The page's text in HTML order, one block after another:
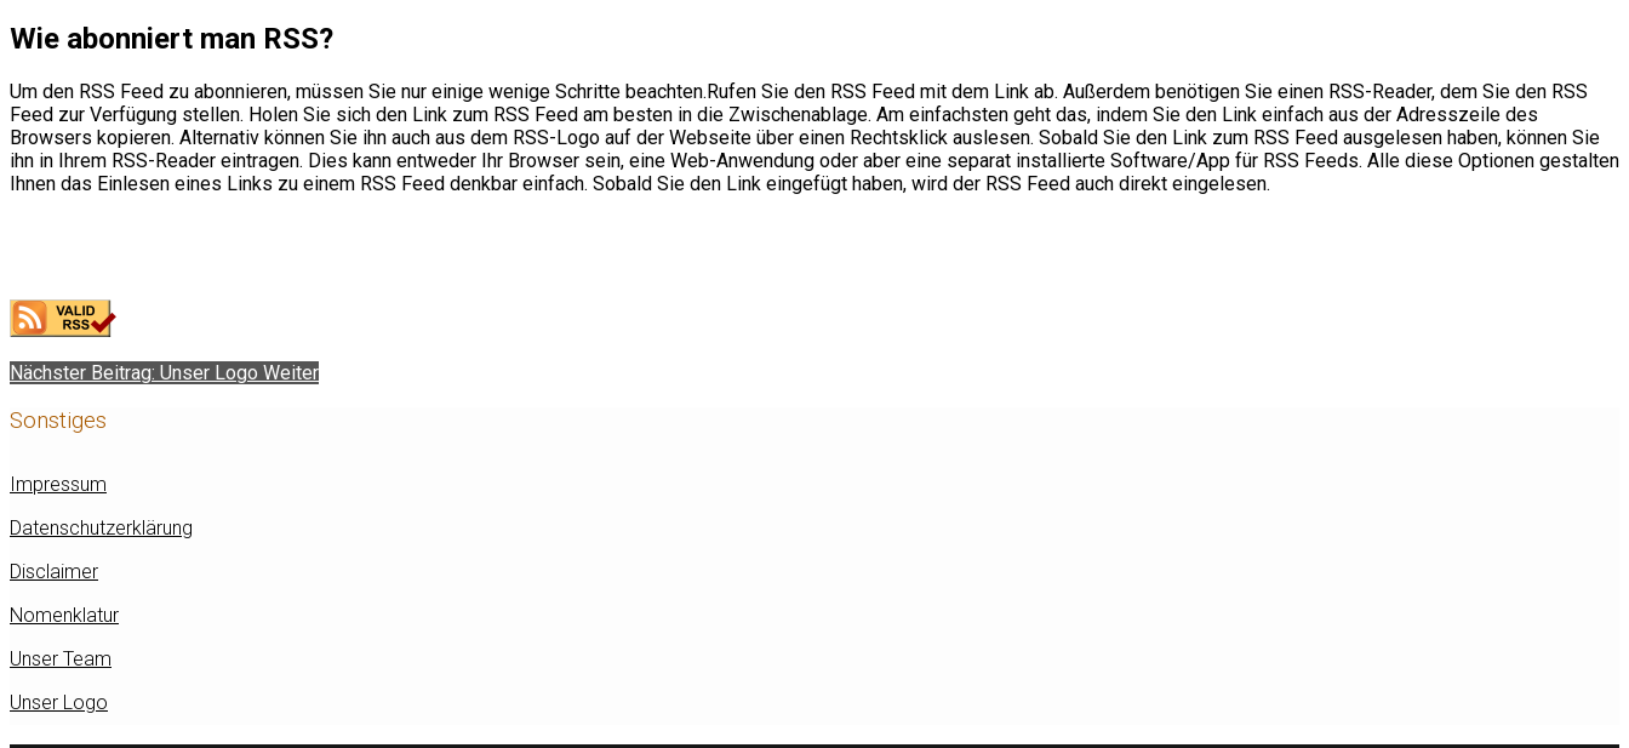
Wie abonniert man RSS?
Um den RSS Feed zu abonnieren, müssen Sie nur einige wenige Schritte beachten.Rufen Sie den RSS Feed mit dem Link ab. Außerdem benötigen Sie einen RSS-Reader, dem Sie den RSS
Feed zur Verfügung stellen. Holen Sie sich den Link zum RSS Feed am besten in die Zwischenablage. Am einfachsten geht das, indem Sie den Link einfach aus der Adresszeile des
Browsers kopieren. Alternativ können Sie ihn auch aus dem RSS-Logo auf der Webseite über einen Rechtsklick auslesen. Sobald Sie den Link zum RSS Feed ausgelesen haben, können Sie
ihn in Ihrem RSS-Reader eintragen. Dies kann entweder Ihr Browser sein, eine Web-Anwendung oder aber eine separat installierte Software/App für RSS Feeds. Alle diese Optionen gestalten
Ihnen das Einlesen eines Links zu einem RSS Feed denkbar einfach. Sobald Sie den Link eingefügt haben, wird der RSS Feed auch direkt eingelesen.
Nächster Beitrag: Unser Logo Weiter
Sonstiges
Impressum
Datenschutzerklärung
Disclaimer
Nomenklatur
Unser Team
Unser Logo